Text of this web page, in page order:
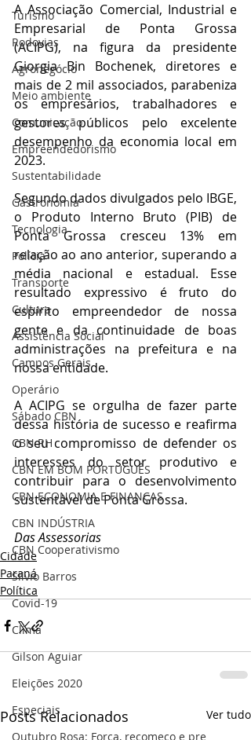
Turismo
Rodovias
Agronegócio
Meio ambiente
Comunicação
Empreendedorismo
Sustentabilidade
Gastronomia
Tecnologia
Polícia
Transporte
Cultura
Assistência Social
Campos Gerais
Operário
Sábado CBN
CBN RH
CBN EM BOM PORTUGUÊS
CBN ECONOMIA E FINANÇAS
CBN INDÚSTRIA
CBN Cooperativismo
Silvio Barros
Covid-19
Clima
Gilson Aguiar
Eleições 2020
Especiais
Outubro Rosa: Força, recomeço e pre
A Associação Comercial, Industrial e
Empresarial de Ponta Grossa
(ACIPG), na figura da presidente
Giorgia Bin Bochenek, diretores e
mais de 2 mil associados, parabeniza
os empresários, trabalhadores e
gestores públicos pelo excelente
desempenho da economia local em
2023.
Segundo dados divulgados pelo IBGE,
o Produto Interno Bruto (PIB) de
Ponta Grossa cresceu 13% em
relação ao ano anterior, superando a
média nacional e estadual. Esse
resultado expressivo é fruto do
espírito empreendedor de nossa
gente e da continuidade de boas
administrações na prefeitura e na
nossa entidade.
A ACIPG se orgulha de fazer parte
dessa história de sucesso e reafirma
o seu compromisso de defender os
interesses do setor produtivo e
contribuir para o desenvolvimento
sustentável de Ponta Grossa.
Das Assessorias
Cidade
Paraná
Política
Posts Relacionados Ver tudo